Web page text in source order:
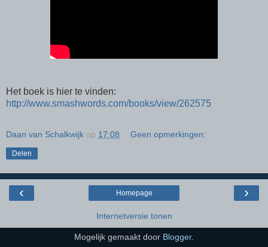
Het boek is hier te vinden:
http://www.smashwords.com/books/view/262575
Daan van Schalkwijk op 17:08 Geen opmerkingen:
Delen
‹ ›
Homepage
Internetversie tonen
Mogelijk gemaakt door Blogger.